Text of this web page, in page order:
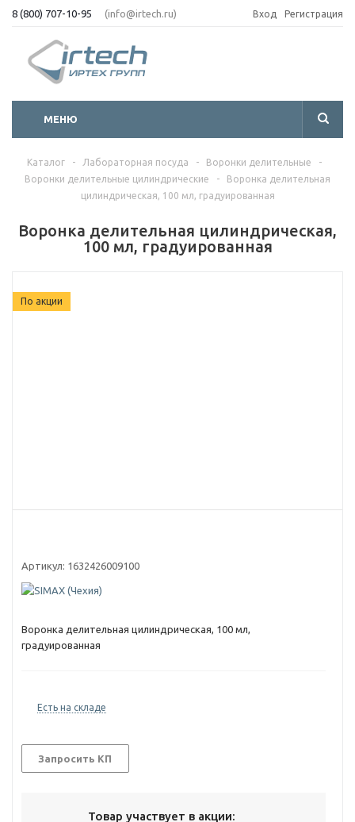
8 (800) 707-10-95 (info@irtech.ru) Вход Регистрация
МЕНЮ
Каталог - Лабораторная посуда - Воронки делительные
-
Воронки делительные цилиндрические
-
Воронка делительная
цилиндрическая, 100 мл, градуированная
Воронка делительная цилиндрическая,
100 мл, градуированная
По акции
Артикул: 1632426009100
Воронка делительная цилиндрическая, 100 мл,
градуированная
Есть на складе
Запросить КП
Товар участвует в акции: